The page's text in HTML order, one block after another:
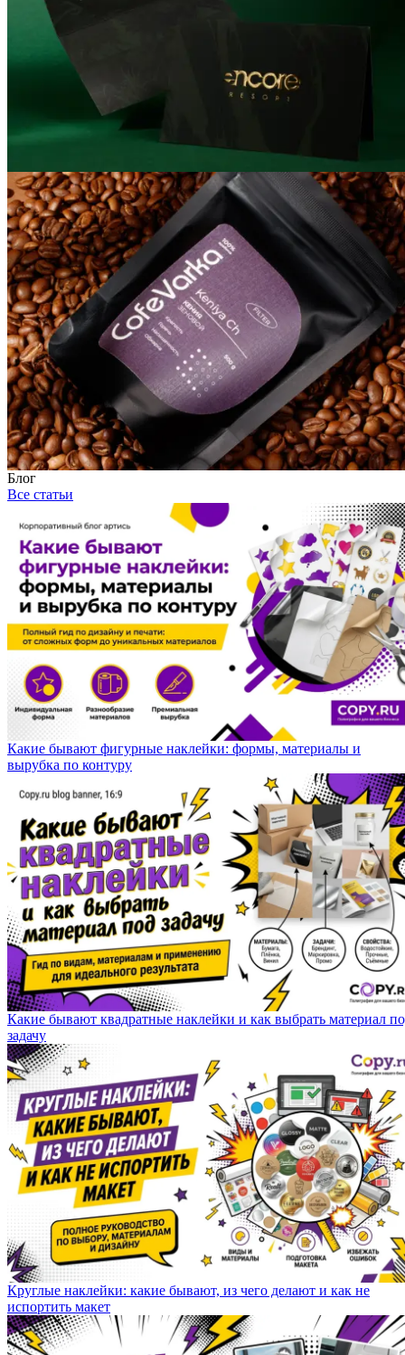
Блог
Все статьи
Какие бывают фигурные наклейки: формы, материалы и
вырубка по контуру
Какие бывают квадратные наклейки и как выбрать материал
задачу
Круглые наклейки: какие бывают, из чего делают и как не
испортить макет